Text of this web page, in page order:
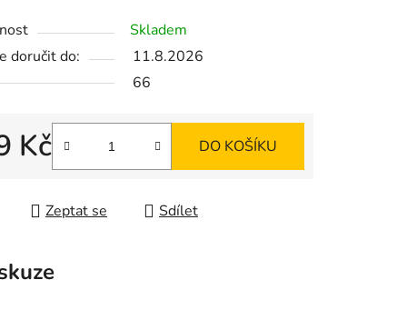
Skladem
doručit do:
11.8.2026
66
Kč DO KOŠÍKU
Zeptat se Sdílet